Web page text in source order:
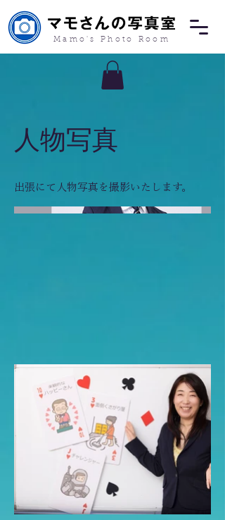
Mamo's Photo Room
人物写真
出張にて人物写真を撮影いたします。